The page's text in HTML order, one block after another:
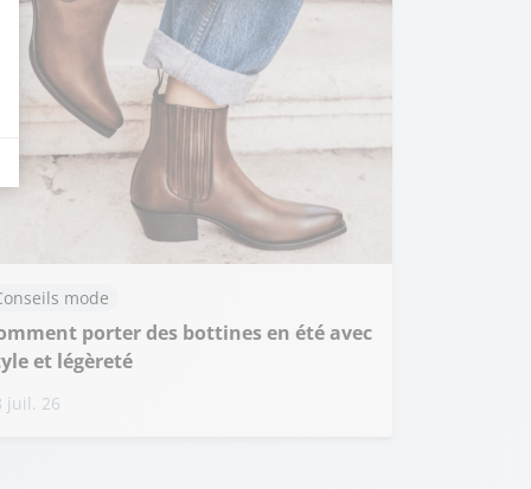
tels que le trafic, les produits les plus consultés, ou encore la
mode
porter des bottines en été avec
et légèreté
juil. 26